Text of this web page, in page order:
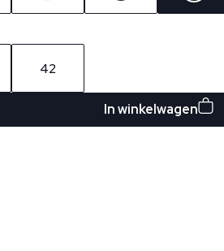
42
In winkelwagen